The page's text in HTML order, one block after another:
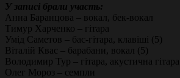
У записі брали участь:
Анна Баранцова – вокал, бек-вокал
Тимур Харченко – гітара
Умід Саметов – бас-гітара, клавіші (5)
Віталій Квас – барабани, вокал (5)
Володимир Тур – гітара, акустична
Олег Мороз – семпли